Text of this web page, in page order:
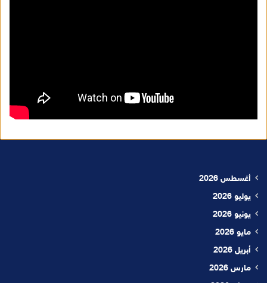
أغسطس 2026
يوليو 2026
يونيو 2026
مايو 2026
أبريل 2026
مارس 2026